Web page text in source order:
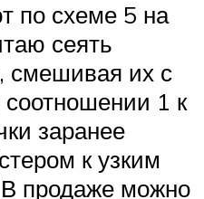
по схеме 5 на
сеять
смешивая их с
1 к
заранее
к узким
продаже можно